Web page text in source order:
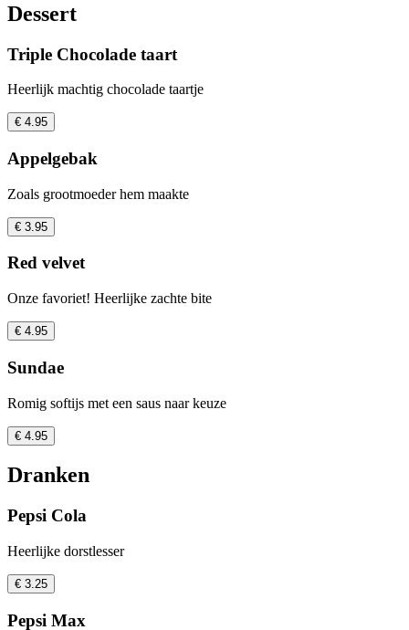
Dessert
Triple Chocolade taart
Heerlijk machtig chocolade taartje
€ 4.95
Appelgebak
Zoals grootmoeder hem maakte
€ 3.95
Red velvet
Onze favoriet! Heerlijke zachte bite
€ 4.95
Sundae
Romig softijs met een saus naar keuze
€ 4.95
Dranken
Pepsi Cola
Heerlijke dorstlesser
€ 3.25
Pepsi Max